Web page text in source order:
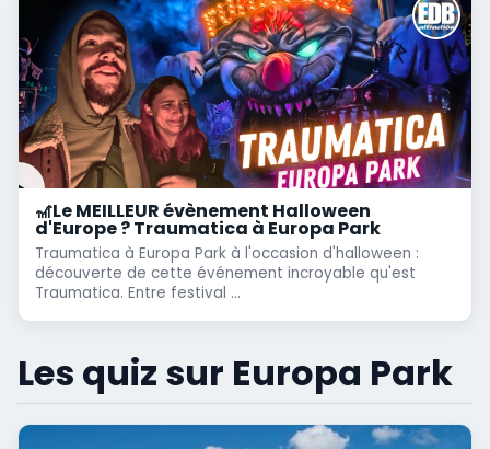
🎢Le MEILLEUR évènement Halloween
d'Europe ? Traumatica à Europa Park
Traumatica à Europa Park à l'occasion d'halloween :
découverte de cette événement incroyable qu'est
Traumatica. Entre festival ...
Les quiz sur Europa Park